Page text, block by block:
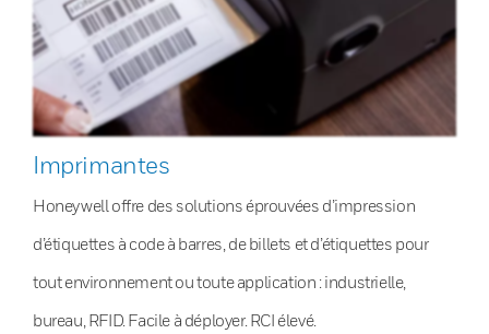
Imprimantes
Honeywell offre des solutions éprouvées d’impression
d’étiquettes à code à barres, de billets et d’étiquettes pour
tout environnement ou toute application : industrielle,
bureau, RFID. Facile à déployer. RCI élevé.